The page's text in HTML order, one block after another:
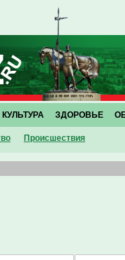
Проиcшествия
КУЛЬТУРА ЗДОРОВЬЕ